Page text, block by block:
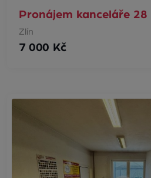
Pronájem kanceláře 28
Zlín
7 000 Kč